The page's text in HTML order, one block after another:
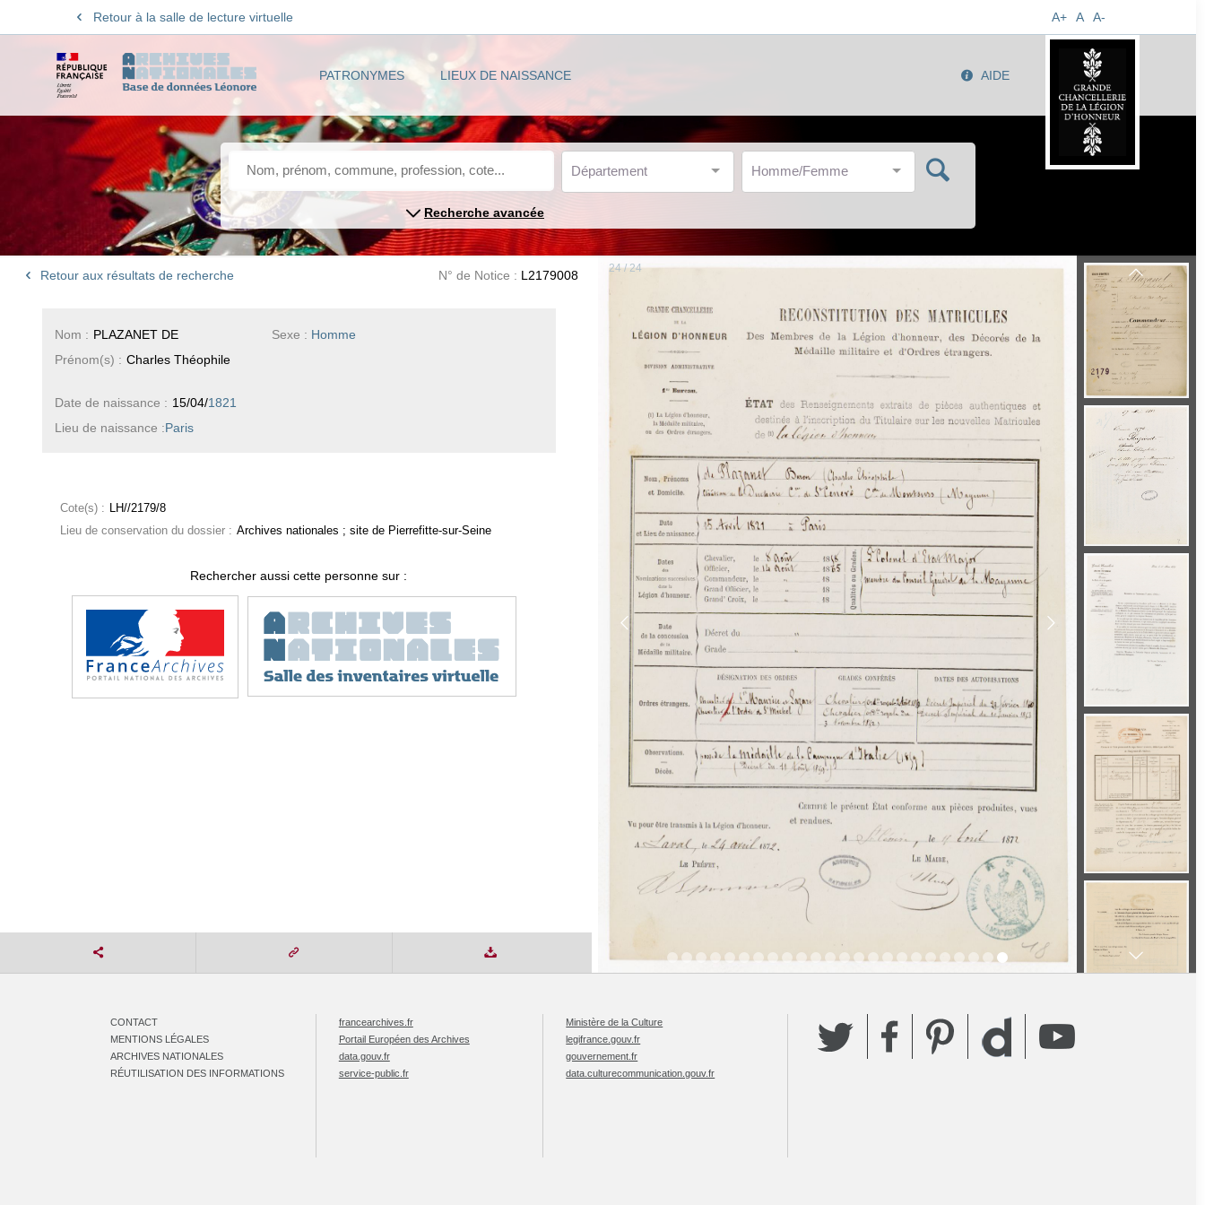
Retour à la salle de lecture virtuelle A+ A A-
PATRONYMES LIEUX DE NAISSANCE AIDE
Département Homme/Femme
Recherche avancée
Retour aux résultats de recherche N° de Notice : L2179008
Sexe : Homme
Nom : PLAZANET DE
Prénom(s) : Charles Théophile
Date de naissance : 15/04/1821
Lieu de naissance :Paris
Cote(s) : LH//2179/8
Lieu de conservation du dossier : Archives nationales ; site de Pierrefitte-sur-Seine
Rechercher aussi cette personne sur :
24 / 24
CONTACT
MENTIONS LÉGALES
ARCHIVES NATIONALES
RÉUTILISATION DES INFORMATIONS
francearchives.fr
Portail Européen des Archives
data.gouv.fr
service-public.fr
Ministère de la Culture
legifrance.gouv.fr
gouvernement.fr
data.culturecommunication.gouv.fr